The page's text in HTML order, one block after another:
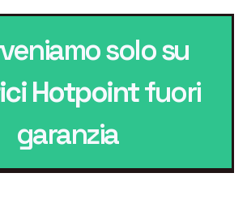
solo su
Hotpointfuori
garanzia